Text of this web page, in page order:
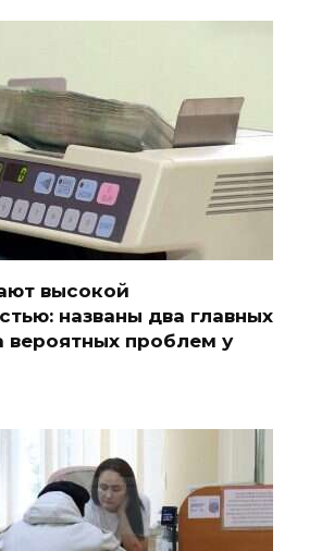
высокой
названы два главных
вероятных проблем у